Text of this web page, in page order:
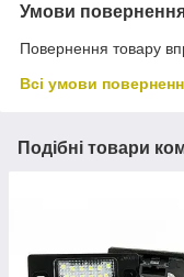
Умови
Повернення товару
Всі умови
Подібні товари